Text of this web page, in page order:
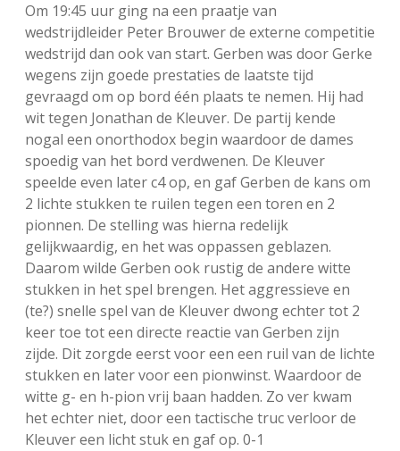
Om 19:45 uur ging na een praatje van
wedstrijdleider Peter Brouwer de externe competitie
wedstrijd dan ook van start. Gerben was door Gerke
wegens zijn goede prestaties de laatste tijd
gevraagd om op bord één plaats te nemen. Hij had
wit tegen Jonathan de Kleuver. De partij kende
nogal een onorthodox begin waardoor de dames
spoedig van het bord verdwenen. De Kleuver
speelde even later c4 op, en gaf Gerben de kans om
2 lichte stukken te ruilen tegen een toren en 2
pionnen. De stelling was hierna redelijk
gelijkwaardig, en het was oppassen geblazen.
Daarom wilde Gerben ook rustig de andere witte
stukken in het spel brengen. Het aggressieve en
(te?) snelle spel van de Kleuver dwong echter tot 2
keer toe tot een directe reactie van Gerben zijn
zijde. Dit zorgde eerst voor een een ruil van de lichte
stukken en later voor een pionwinst. Waardoor de
witte g- en h-pion vrij baan hadden. Zo ver kwam
het echter niet, door een tactische truc verloor de
Kleuver een licht stuk en gaf op. 0-1